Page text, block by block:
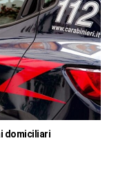
domiciliari